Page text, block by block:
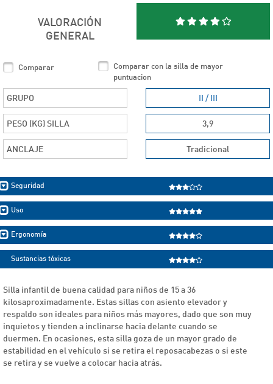
VALORACIÓN
GENERAL
Comparar
Comparar con la silla de mayor
puntuacion
GRUPO II / III
PESO (KG) SILLA 3,9
ANCLAJE Tradicional
Seguridad
Uso
Ergonomía
Sustancias tóxicas
Silla infantil de buena calidad para niños de 15 a 36
kilosaproximadamente. Estas sillas con asiento elevador y
respaldo son ideales para niños más mayores, dado que son muy
inquietos y tienden a inclinarse hacia delante cuando se
duermen. En ocasiones, esta silla goza de un mayor grado de
estabilidad en el vehículo si se retira el reposacabezas o si este
se retira y se vuelve a colocar hacia atrás.